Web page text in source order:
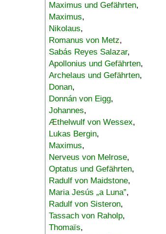
Maximus und Gefährten,
Maximus,
Nikolaus,
Romanus von Metz,
Sabás Reyes Salazar,
Apollonius und Gefährten,
Archelaus und Gefährten,
Donan,
Donnán von Eigg,
Johannes,
Æthelwulf von Wessex,
Lukas Bergin,
Maximus,
Nerveus von Melrose,
Optatus und Gefährten,
Radulf von Maidstone,
Maria Jesús „a Luna”,
Radulf von Sisteron,
Tassach von Raholp,
Thomaïs,